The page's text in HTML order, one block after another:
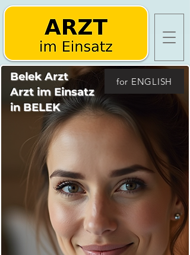
Belek Arzt
Arzt im Einsatz
in BELEK
for ENGLISH